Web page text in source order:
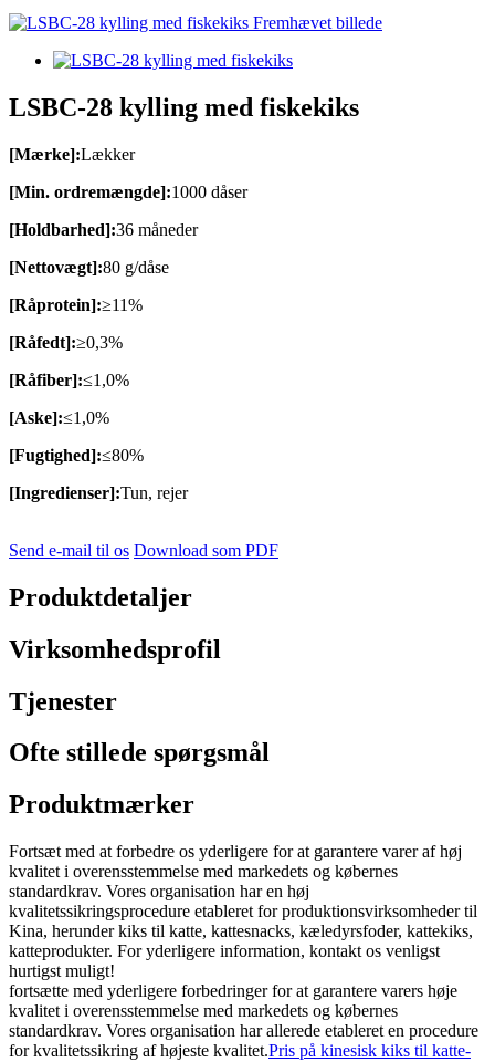
LSBC-28 kylling med fiskekiks
[Mærke]:Lækker
[Min. ordremængde]:1000 dåser
[Holdbarhed]:36 måneder
[Nettovægt]:80 g/dåse
[Råprotein]:≥11%
[Råfedt]:≥0,3%
[Råfiber]:≤1,0%
[Aske]:≤1,0%
[Fugtighed]:≤80%
[Ingredienser]:Tun, rejer
Send e-mail til os Download som PDF
Produktdetaljer
Virksomhedsprofil
Tjenester
Ofte stillede spørgsmål
Produktmærker
Fortsæt med at forbedre os yderligere for at garantere varer af høj
kvalitet i overensstemmelse med markedets og købernes
standardkrav. Vores organisation har en høj
kvalitetssikringsprocedure etableret for produktionsvirksomheder til
Kina, herunder kiks til katte, kattesnacks, kæledyrsfoder, kattekiks,
katteprodukter. For yderligere information, kontakt os venligst
hurtigst muligt!
fortsætte med yderligere forbedringer for at garantere varers høje
kvalitet i overensstemmelse med markedets og købernes
standardkrav. Vores organisation har allerede etableret en procedure
for kvalitetssikring af højeste kvalitet.Pris på kinesisk kiks til katte-